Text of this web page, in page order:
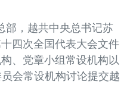
部，越共中央总书记苏
四次全国代表大会文件
、党章小组常设机构以
会常设机构讨论提交越